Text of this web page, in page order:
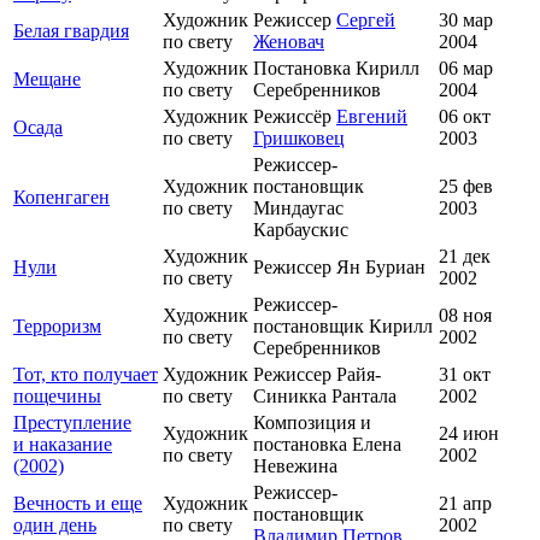
Белая гвардия
Художник
по свету
Режиссер Сергей
Женовач
30 мар
2004
Мещане
Художник
по свету
Постановка Кирилл
Серебренников
06 мар
2004
Осада
Художник
по свету
Режиссёр Евгений
Гришковец
06 окт
2003
Копенгаген
Художник
по свету
Режиссер-
постановщик
Миндаугас
Карбаускис
25 фев
2003
Нули
Художник
по свету
Режиссер Ян Буриан
21 дек
2002
Терроризм
Художник
по свету
Режиссер-
постановщик Кирилл
Серебренников
08 ноя
2002
Тот, кто получает
пощечины
Художник
по свету
Режиссер Райя-
Синикка Рантала
31 окт
2002
Преступление
и наказание
(2002)
Художник
по свету
Композиция и
постановка Елена
Невежина
24 июн
2002
Вечность и еще
один день
Художник
по свету
Режиссер-
постановщик
Владимир Петров
21 апр
2002